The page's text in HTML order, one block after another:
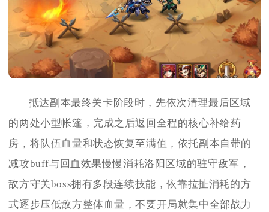
抵达副本最终关卡阶段时，先依次清理最后区域
的两处小型帐篷，完成之后返回全程的核心补给药
房，将队伍血量和状态恢复至满值，依托副本自带的
减攻buff与回血效果慢慢消耗洛阳区域的驻守敌军，
敌方守关boss拥有多段连续技能，依靠拉扯消耗的方
式逐步压低敌方整体血量，不要开局就集中全部战力